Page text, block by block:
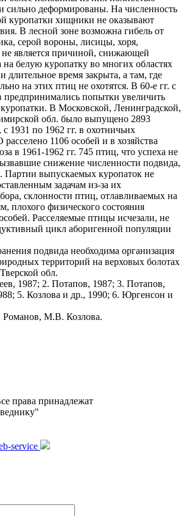
сильно деформированы. На численность
куропатки хищники не оказывают
В лесной зоне возможна гибель от
серой вороны, лисицы, хоря,
не является причиной, снижающей
на белую куропатку во многих областях
длительное время закрыта, а там, где
на этих птиц не охотятся. В 60-е гг. с
попытки увеличить
В Московской, Ленинградской,
обл. было выпущено 2893
1931 по 1962 гг. в охотничьих
1106 особей и в хозяйства
в 1961-1962 гг. 745 птиц, что успеха не
снижение численности подвида,
Партии выпускаемых куропаток не
задачам из-за их
склонности птиц, отлавливаемых на
плохого физического состояния
Расселяемые птицы исчезали, не
цикл аборигенной популяции
подвида необходима организация
территорий на верховых болотах
обл.
1987; 2. Потапов, 1987; 3. Потапов,
5. Козлова и др., 1990; 6. Юргенсон и
М.В. Козлова.
права принадлежат
service